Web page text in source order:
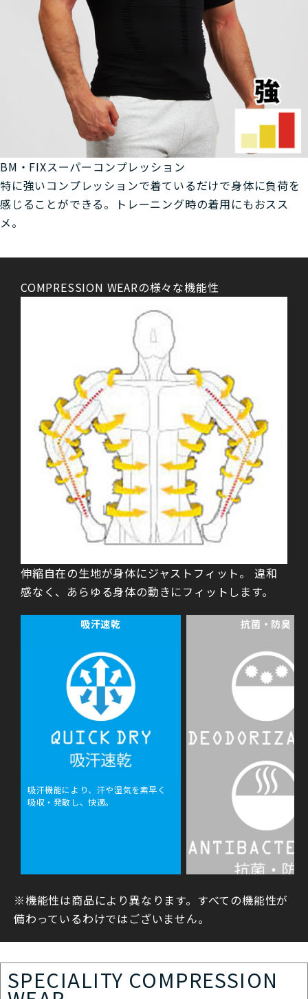
BM・FIXスーパーコンプレッション
特に強いコンプレッションで着ているだけで身体に負荷を
感じることができる。トレーニング時の着用にもおスス
メ。
COMPRESSION WEARの様々な機能性
伸縮自在の生地が身体にジャストフィット。 違和
感なく、あらゆる身体の動きにフィットします。
吸汗速乾
吸汗機能により、汗や湿気を素早く
吸収・発散し、快適。
抗菌・防臭
細菌が発生しにくく、にお
※機能性は商品により異なります。すべての機能性が
備わっているわけではございません。
SPECIALITY COMPRESSION